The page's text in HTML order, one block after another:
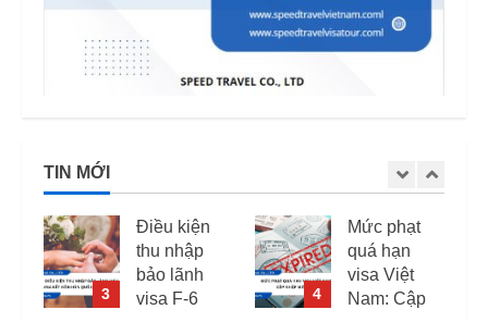
TIN MỚI
4
Mức phạt
quá hạn
visa Việt
Nam: Cập
5
Quốc tịch
khó xin
visa Việt
Nam: